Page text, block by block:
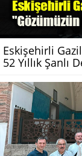
Eskişehirli
52 Yıllık Şanlı